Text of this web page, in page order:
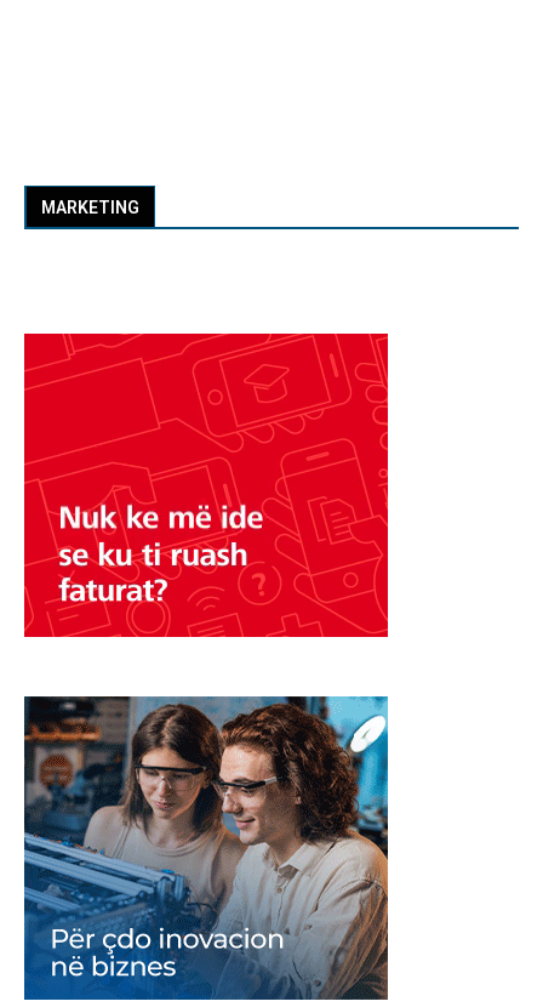
MARKETING